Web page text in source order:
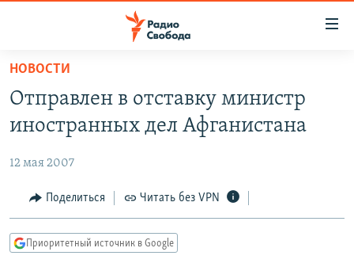
упрощенного
доступа
основному
Вернутся
главной
навигации
ПОДКАСТЫ
АВТОРСКИЕ ПРОЕКТЫ
ЦИТАТЫ СВОБОДЫ
МНЕНИЯ
IDEL.РЕАЛИИ
НОВОСТИ
Отправлен в отставку министр
иностранных дел Афганистана
12 мая 2007
Поделиться Читать без VPN
Приоритетный источник в Google